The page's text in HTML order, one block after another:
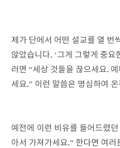
제가 단에서 어떤 설교를 열 번
않았습니다. ‘그게 그렇게 중
러면 “세상 것들을 끊으세요.
세요.” 이런 말씀은 명심하여
예전에 이런 비유를 들어드렸
아서 가져가세요.” 한다면 여